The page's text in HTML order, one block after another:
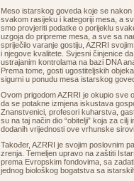
Meso istarskog goveda koje se
svakom rasijeku i kategoriji mesa, a
smo provjeriti podatke o porijeklu
uzgoja do pripreme mesa, a sve sa
spriječilo varanje gostiju, AZRRI
i njegove kvalitete. Svjesni činjenice
ustrajanim kontrolama na bazi DNA
Prema tome, gosti ugostiteljskih
sigurni u ponudu mesa
Ovom prigodom AZRRI je okupio sve
da se potakne izmjena iskustava
Znanstvenici, profesori kuharstva,
su na taj način dio “obitelji” koja za
dodanih vrijednosti ove vrhunske
Također, AZRRI je svojim poslovnim
zrenja. Temeljen upravo na zaštiti
prema Evropskim fondovima, sa
jednog biološkog bogatstva sa